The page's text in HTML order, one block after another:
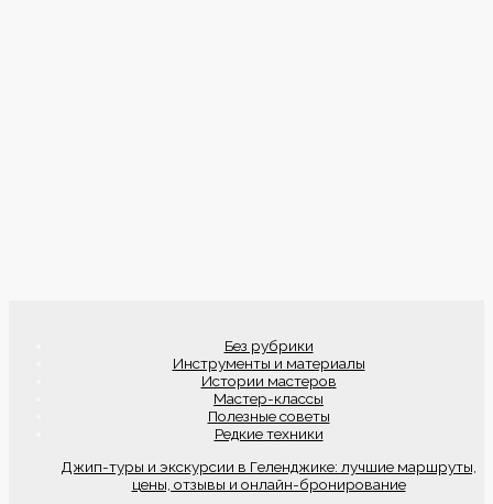
Без рубрики
Инструменты и материалы
Истории мастеров
Мастер-классы
Полезные советы
Редкие техники
Джип-туры и экскурсии в Геленджике: лучшие маршруты,
цены, отзывы и онлайн-бронирование